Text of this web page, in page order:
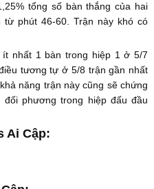
tổng số bàn thắng của hai
phút 46-60. Trận này khó có
ít nhất 1 bàn trong hiệp 1 ở 5/7
tương tự ở 5/8 trận gần nhất
năng trận này cũng sẽ chứng
phương trong hiệp đấu đầu
Ai Cập: